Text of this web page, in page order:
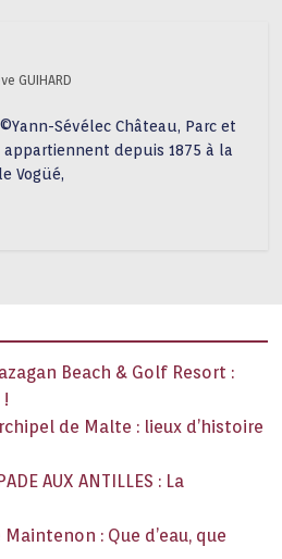
GUIHARD
Sévélec Château, Parc et
appartiennent depuis 1875 à la
Vogüé,
Beach & Golf Resort :
de Malte : lieux d’histoire
AUX ANTILLES : La
: Que d’eau, que